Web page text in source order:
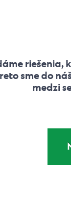
sme do
medzi